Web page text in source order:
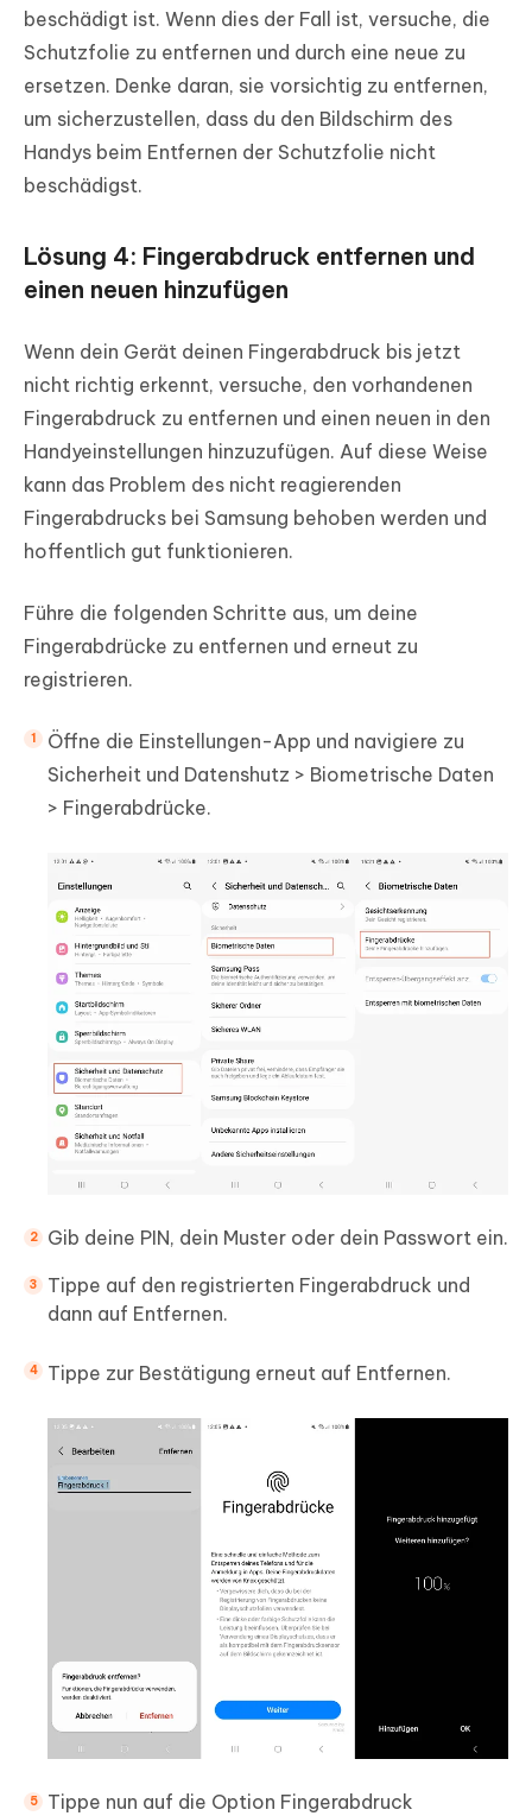
beschädigt ist. Wenn dies der Fall ist, versuche, die
Schutzfolie zu entfernen und durch eine neue zu
ersetzen. Denke daran, sie vorsichtig zu entfernen,
um sicherzustellen, dass du den Bildschirm des
Handys beim Entfernen der Schutzfolie nicht
beschädigst.
Lösung 4: Fingerabdruck entfernen und
einen neuen hinzufügen
Wenn dein Gerät deinen Fingerabdruck bis jetzt
nicht richtig erkennt, versuche, den vorhandenen
Fingerabdruck zu entfernen und einen neuen in den
Handyeinstellungen hinzuzufügen. Auf diese Weise
kann das Problem des nicht reagierenden
Fingerabdrucks bei Samsung behoben werden und
hoffentlich gut funktionieren.
Führe die folgenden Schritte aus, um deine
Fingerabdrücke zu entfernen und erneut zu
registrieren.
Öffne die Einstellungen-App und navigiere zu
Sicherheit und Datenshutz > Biometrische Daten
> Fingerabdrücke.
Gib deine PIN, dein Muster oder dein Passwort ein.
Tippe auf den registrierten Fingerabdruck und
dann auf Entfernen.
Tippe zur Bestätigung erneut auf Entfernen.
Tippe nun auf die Option Fingerabdruck